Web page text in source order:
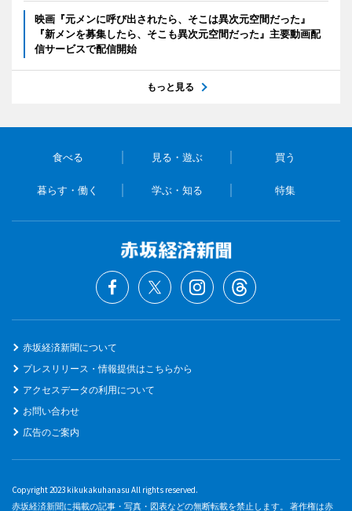
映画『元メンに呼び出されたら、そこは異次元空間だった』
『新メンを募集したら、そこも異次元空間だった』主要動画配
信サービスで配信開始
もっと見る
食べる 見る・遊ぶ 買う
暮らす・働く 学ぶ・知る 特集
赤坂経済新聞について
プレスリリース・情報提供はこちらから
アクセスデータの利用について
お問い合わせ
広告のご案内
Copyright 2023 kikukakuhanasu All rights reserved.
赤坂経済新聞に掲載の記事・写真・図表などの無断転載を禁止します。 著作権は赤